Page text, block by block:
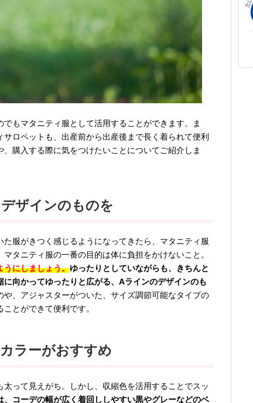
もマタニティ服として活用することができます。ま
ロペットも、出産前から出産後まで長く着られて便利
購入する際に気をつけたいことについてご紹介しま
ザインのものを
服がきつく感じるようになってきたら、マタニティ服
タニティ服の一番の目的は体に負担をかけないこと。
うにしましょう。ゆったりとしていながらも、きちんと
向かってゆったりと広がる、Aラインのデザインのも
や、アジャスターがついた、サイズ調節可能なタイプの
とができて便利です。
ラーがおすすめ
って見えがち。しかし、収縮色を活用することでスッ
、コーデの幅が広く着回ししやすい黒やグレーなどのベ